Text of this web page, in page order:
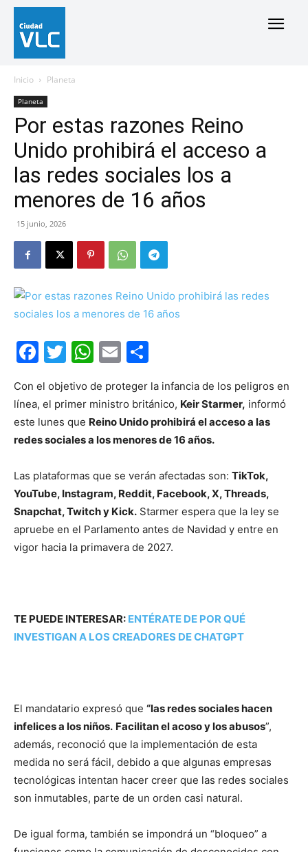
Inicio Planeta
Planeta
Por estas razones Reino
Unido prohibirá el acceso a
las redes sociales los a
menores de 16 años
15 junio, 2026
Facebook
Twitter
WhatsApp
Email
Con el objetivo de proteger la infancia de los peligros en
línea, el primer ministro británico, Keir Starmer, informó
este lunes que Reino Unido prohibirá el acceso a las
redes sociales a los menores de 16 años.
Las plataformas que se verán afectadas son: TikTok,
YouTube, Instagram, Reddit, Facebook, X, Threads,
Snapchat, Twitch y Kick. Starmer espera que la ley se
apruebe en el Parlamento antes de Navidad y entre en
vigor hacia la primavera de 2027.
TE PUEDE INTERESAR: ENTÉRATE DE POR QUÉ
INVESTIGAN A LOS CREADORES DE CHATGPT
El mandatario expresó que “las redes sociales hacen
infelices a los niños. Facilitan el acoso y los abusos”,
además, reconoció que la implementación de esta
medida no será fácil, debido a que algunas empresas
tecnológicas intentan hacer creer que las redes sociales
son inmutables, parte de un orden casi natural.
De igual forma, también se impondrá un “bloqueo” a